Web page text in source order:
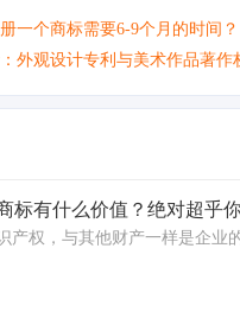
一个商标需要6-9个月的时间？
外观设计专利与美术作品著作
标有什么价值？绝对超乎
产权，与其他财产一样是企业